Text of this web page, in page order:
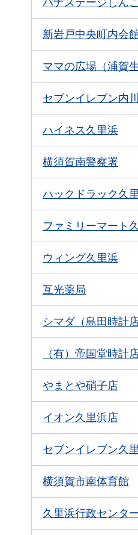
パナステージしん
新岩戸中央町内会
ママの広場（浦賀
セブンイレブン内
ハイネス久里浜
横須賀南警察署
ハックドラック久
ファミリーマート
ウィング久里浜
互光薬局
シマダ（島田時計
（有）帝国堂時計
やまとや硝子店
イオン久里浜店
セブンイレブン久
横須賀市南体育館
久里浜行政センタ